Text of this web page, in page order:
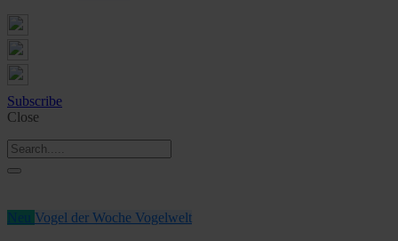
Subscribe
Close
Vogel der Woche Vogelwelt